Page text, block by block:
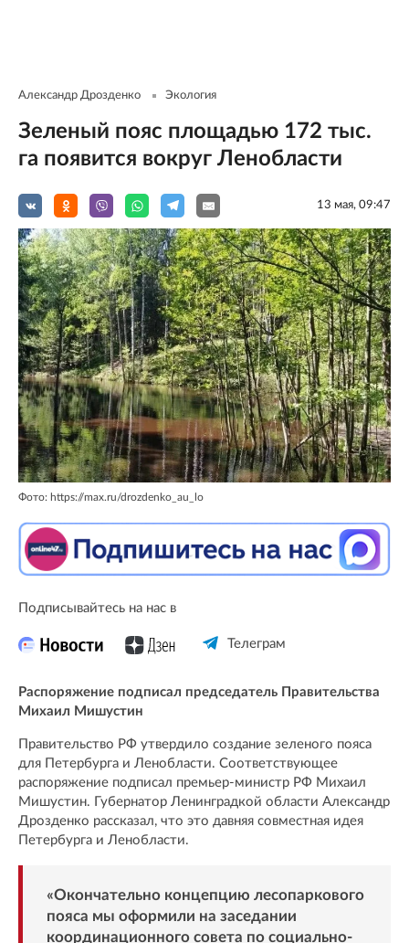
Александр Дрозденко Экология
Зеленый пояс площадью 172 тыс.
га появится вокруг Ленобласти
13 мая, 09:47
Фото: https://max.ru/drozdenko_au_lo
Подписывайтесь на нас в
Телеграм
Распоряжение подписал председатель Правительства
Михаил Мишустин
Правительство РФ утвердило создание зеленого пояса
для Петербурга и Ленобласти. Соответствующее
распоряжение подписал премьер-министр РФ Михаил
Мишустин. Губернатор Ленинградкой области Александр
Дрозденко рассказал, что это давняя совместная идея
Петербурга и Ленобласти.
«Окончательно концепцию лесопаркового
пояса мы оформили на заседании
координационного совета по социально-